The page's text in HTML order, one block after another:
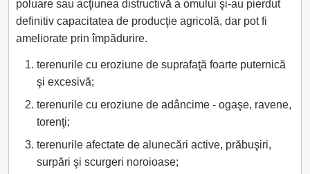
poluare sau acţiunea distructivă a omului şi-au pierdut
definitiv capacitatea de producţie agricolă, dar pot fi
ameliorate prin împădurire.
terenurile cu eroziune de suprafaţă foarte puternică
şi excesivă;
terenurile cu eroziune de adâncime - ogaşe, ravene,
torenţi;
terenurile afectate de alunecări active, prăbuşiri,
surpări şi scurgeri noroioase;